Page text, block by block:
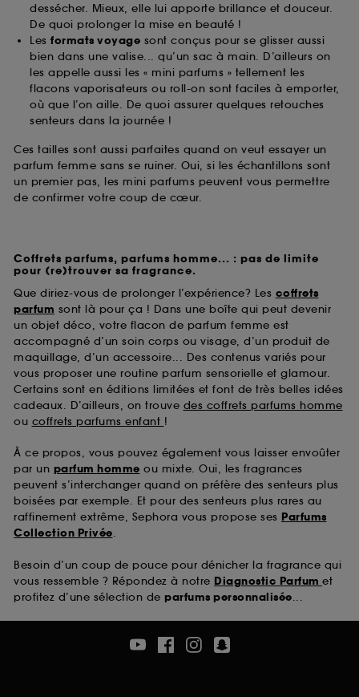
dessécher. Mieux, elle lui apporte brillance et douceur.
De quoi prolonger la mise en beauté !
Les formats voyage sont conçus pour se glisser aussi
bien dans une valise... qu’un sac à main. D’ailleurs on
les appelle aussi les « mini parfums » tellement les
flacons vaporisateurs ou roll-on sont faciles à emporter,
où que l’on aille. De quoi assurer quelques retouches
senteurs dans la journée !
Ces tailles sont aussi parfaites quand on veut essayer un
parfum femme sans se ruiner. Oui, si les échantillons sont
un premier pas, les mini parfums peuvent vous permettre
de confirmer votre coup de cœur.
Coffrets parfums, parfums homme... : pas de limite
pour (re)trouver sa fragrance.
Que diriez-vous de prolonger l’expérience? Les coffrets
parfum sont là pour ça ! Dans une boîte qui peut devenir
un objet déco, votre flacon de parfum femme est
accompagné d’un soin corps ou visage, d’un produit de
maquillage, d’un accessoire... Des contenus variés pour
vous proposer une routine parfum sensorielle et glamour.
Certains sont en éditions limitées et font de très belles idées
cadeaux. D’ailleurs, on trouve des coffrets parfums homme
ou coffrets parfums enfant !
À ce propos, vous pouvez également vous laisser envoûter
par un parfum homme ou mixte. Oui, les fragrances
peuvent s’interchanger quand on préfère des senteurs plus
boisées par exemple. Et pour des senteurs plus rares au
raffinement extrême, Sephora vous propose ses Parfums
Collection Privée.
Besoin d’un coup de pouce pour dénicher la fragrance qui
vous ressemble ? Répondez à notre Diagnostic Parfum et
profitez d’une sélection de parfums personnalisée...